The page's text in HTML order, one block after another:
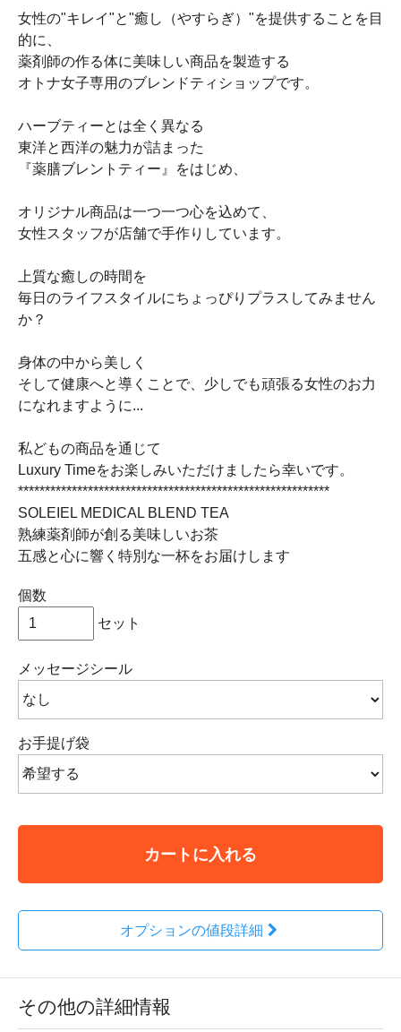
女性の"キレイ"と"癒し（やすらぎ）"を提供することを目
的に、
薬剤師の作る体に美味しい商品を製造する
オトナ女子専用のブレンドティショップです。
ハーブティーとは全く異なる
東洋と西洋の魅力が詰まった
『薬膳ブレントティー』をはじめ、
オリジナル商品は一つ一つ心を込めて、
女性スタッフが店舗で手作りしています。
上質な癒しの時間を
毎日のライフスタイルにちょっぴりプラスしてみません
か？
身体の中から美しく
そして健康へと導くことで、少しでも頑張る女性のお力
になれますように...
私どもの商品を通じて
Luxury Timeをお楽しみいただけましたら幸いです。
**********************************************************
SOLEIEL MEDICAL BLEND TEA
熟練薬剤師が創る美味しいお茶
五感と心に響く特別な一杯をお届けします
個数
セット
メッセージシール
お手提げ袋
カートに入れる
オプションの値段詳細
その他の詳細情報